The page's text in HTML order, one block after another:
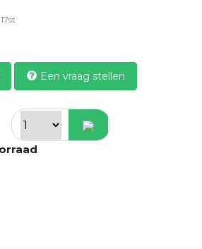
17st
Een vraag stellen